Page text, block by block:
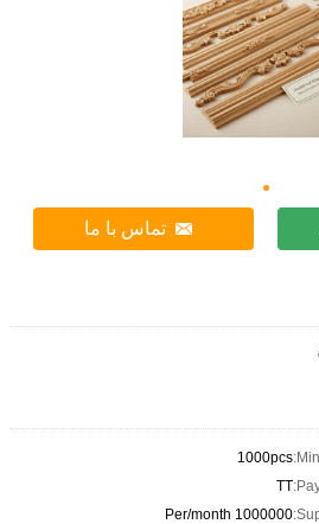
تماس با ما
1000pcs
TT
1000000 Per/month